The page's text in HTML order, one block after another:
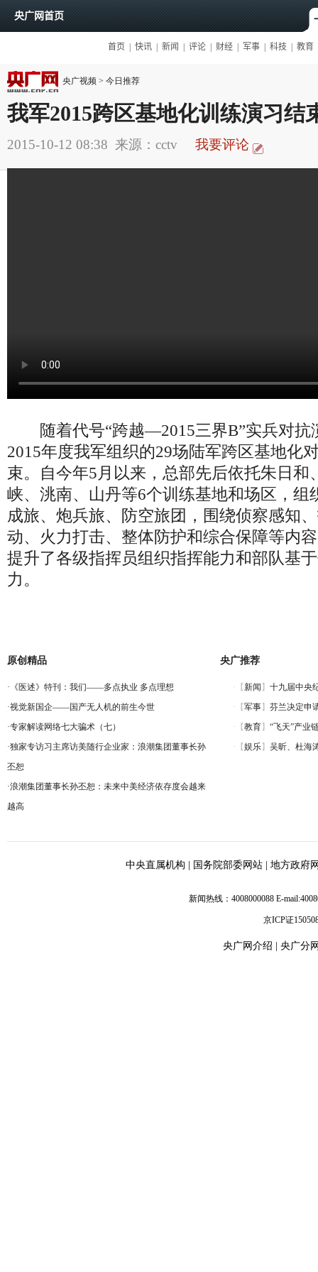
央广视频 > 今日推荐
我军2015跨区基地化训练演习结
2015-10-12 08:38 来源：cctv 我要评论
随着代号“跨越—2015三界B”实兵对抗
2015年度我军组织的29场陆军跨区基地化
束。自今年5月以来，总部先后依托朱日和
峡、洮南、山丹等6个训练基地和场区，组
成旅、炮兵旅、防空旅团，围绕侦察感知
动、火力打击、整体防护和综合保障等内
提升了各级指挥员组织指挥能力和部队基
力。
原创精品
· 《医述》特刊：我们——多点执业 多点理想
·视觉新国企——国产无人机的前生今世
·专家解读网络七大骗术（七）
·独家专访习主席访美随行企业家：浪潮集团董事长孙
丕恕
·浪潮集团董事长孙丕恕：未来中美经济依存度会越来
越高
央广推荐